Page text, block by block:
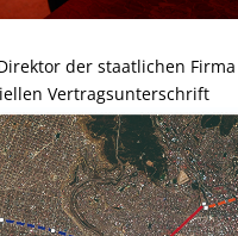
der staatlichen
Vertragsunterschrift